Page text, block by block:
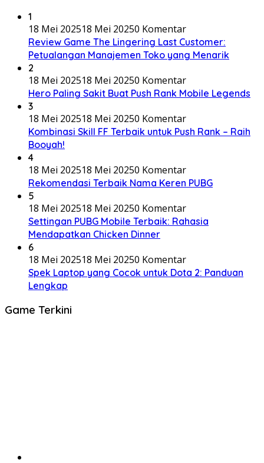
1
18 Mei 202518 Mei 20250 Komentar
Review Game The Lingering Last Customer:
Petualangan Manajemen Toko yang Menarik
2
18 Mei 202518 Mei 20250 Komentar
Hero Paling Sakit Buat Push Rank Mobile Legends
3
18 Mei 202518 Mei 20250 Komentar
Kombinasi Skill FF Terbaik untuk Push Rank – Raih
Booyah!
4
18 Mei 202518 Mei 20250 Komentar
Rekomendasi Terbaik Nama Keren PUBG
5
18 Mei 202518 Mei 20250 Komentar
Settingan PUBG Mobile Terbaik: Rahasia
Mendapatkan Chicken Dinner
6
18 Mei 202518 Mei 20250 Komentar
Spek Laptop yang Cocok untuk Dota 2: Panduan
Lengkap
Game Terkini